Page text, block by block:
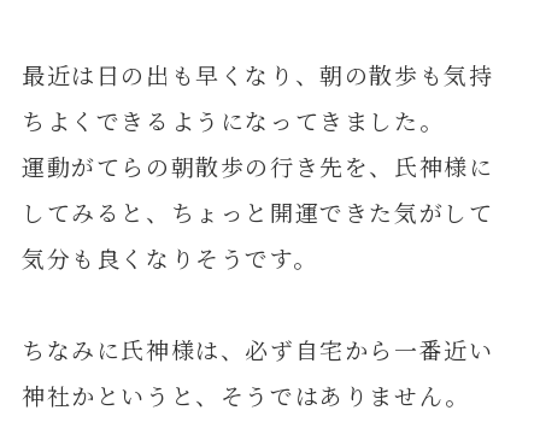
最近は日の出も早くなり、朝の散歩も気持
ちよくできるようになってきました。
運動がてらの朝散歩の行き先を、氏神様に
してみると、ちょっと開運できた気がして
気分も良くなりそうです。
ちなみに氏神様は、必ず自宅から一番近い
神社かというと、そうではありません。